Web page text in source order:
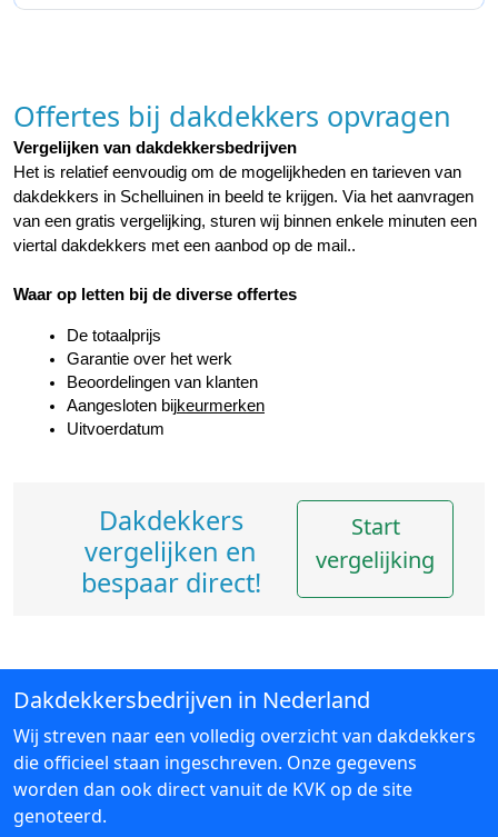
Offertes bij dakdekkers opvragen
Vergelijken van dakdekkersbedrijven
Het is relatief eenvoudig om de mogelijkheden en tarieven van
dakdekkers in Schelluinen in beeld te krijgen. Via het aanvragen
van een gratis vergelijking, sturen wij binnen enkele minuten een
viertal dakdekkers met een aanbod op de mail..
Waar op letten bij de diverse offertes
De totaalprijs
Garantie over het werk
Beoordelingen van klanten
Aangesloten bijkeurmerken
Uitvoerdatum
Dakdekkers
vergelijken en
bespaar direct!
Start
vergelijking
Dakdekkersbedrijven in Nederland
Wij streven naar een volledig overzicht van dakdekkers
die officieel staan ingeschreven. Onze gegevens
worden dan ook direct vanuit de KVK op de site
genoteerd.